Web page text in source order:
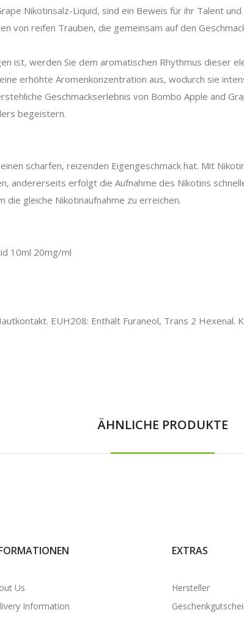
Nikotinsalz-Liquid, sind ein Beweis für ihr Talent
von reifen Trauben, die gemeinsam auf den
ist, werden Sie dem aromatischen Rhythmus dieser
erhöhte Aromenkonzentration aus, wodurch sie
Geschmackserlebnis von Bombo Apple and
begeistern.
scharfen, reizenden Eigengeschmack hat. Mit
andererseits erfolgt die Aufnahme des Nikotins
die gleiche Nikotinaufnahme zu erreichen.
10ml 20mg/ml
EUH208: Enthält Furaneol, Trans 2 Hexenal.
ÄHNLICHE PRODUKTE
Us
Information
EXTRAS
Hersteller